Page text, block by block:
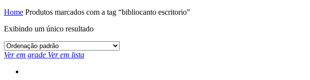
Home Produtos marcados com a tag “bibliocanto escritorio”
Exibindo um único resultado
Ver em grade Ver em lista